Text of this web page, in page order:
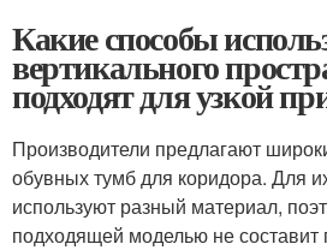
Какие способы
вертикального
подходят для узкой
Производители предлагают
обувных тумб для коридора. Для
используют разный материал,
подходящей моделью не составит